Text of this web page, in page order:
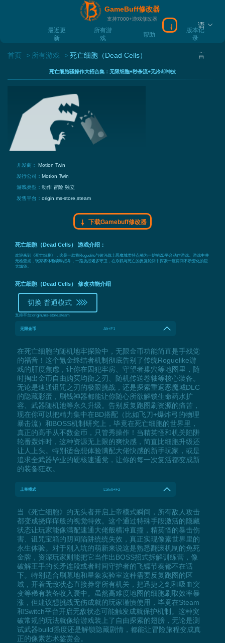
GameBuff修改器
支持7000+游戏修改器
最近更
新
所有游
戏
帮助
版本记
录
下载Gamebuff
语
言
首页 所有游戏 死亡细胞（Dead Cells）
死亡细胞骚操作大招合集：无限细胞+秒杀流+无冷却神技
开发商： Motion Twin
发行公司： Motion Twin
游戏类型： 动作冒险独立
发售平台： origin,ms-store,steam
下载Gamebuff修改器
死亡细胞（Dead Cells） 游戏介绍：
欢迎来到《死亡细胞》，这是一款将Roguelite与银河战士恶魔城类特点融为一炉的2D平台动作游戏。游戏中并
无检查点，玩家将体验魂味战斗，一路挑战诸多守卫，在杀戮与死亡的反复轮回中探索一座房间不断变化的巨
大城堡。
死亡细胞（Dead Cells） 修改功能介绍
切换 普通模式
支持平台:origin,ms-store,steam
无限金币 Alt+F1
在死亡细胞的随机地牢探险中，无限金币功能简直是手残党
的福音！这个氪金终结者机制彻底告别了传统Roguelike游
戏的肝度焦虑，让你在囚犯牢房、守望者巢穴等地图里，随
时掏出金币自由购买均衡之刃、随机传送卷轴等核心装备。
无论是速通诅咒之刃的极限挑战，还是探索重返恶魔城DLC
的隐藏彩蛋，刷钱神器都能让你随心所欲解锁生命药水扩
容、武器随机池等永久升级。告别反复跑图刷资源的痛苦，
现在你可以把精力集中在BD搭配（比如飞刀+爆炸弓的物理
暴击流）和BOSS机制研究上，毕竟在死亡细胞的世界里，
真正的高手从不数金币，只管秀操作！当精英怪和机关陷阱
轮番轰炸时，这种资源无上限的爽快感，简直比细胞升级还
让人上头。特别适合想体验满配大佬快感的新手玩家，或是
追求全武器毕业的硬核速通党，让你的每一次复活都变成新
的装备狂欢。
上帝模式 LShift+F2
当《死亡细胞》的无头者开启上帝模式瞬间，所有敌人攻击
都变成挠痒痒般的视觉特效。这个通过特殊手段激活的隐藏
状态让玩家能像满配速通大佬般横冲直撞，精英怪的暴击伤
害、诅咒宝箱的阴间陷阱统统失效，真正实现像素世界里的
永生体验。对于刚入坑的萌新来说这是熟悉翻滚机制的免死
金牌，资深玩家则能把它当作出BOSS招式拆解训练营，像
破解王手的长矛连段或者时间守护者的飞镖节奏都不在话
下。特别适合刷墓地和星象实验室这种需要反复跑图的区
域，开着无敌状态直接莽穿所有机关，把迅捷之剑和吸血突
变等稀有装备收入囊中。虽然高难度地图的细胞刷取效率暴
涨，但建议想挑战无伤成就的玩家谨慎使用，毕竟在Steam
和Switch平台开启无敌状态可能触发成就保护机制。这种突
破常规的玩法就像给游戏装上了自由探索的翅膀，无论是测
试武器build强度还是解锁隐藏剧情，都能让冒险旅程变成真
正的像素艺术鉴赏会。